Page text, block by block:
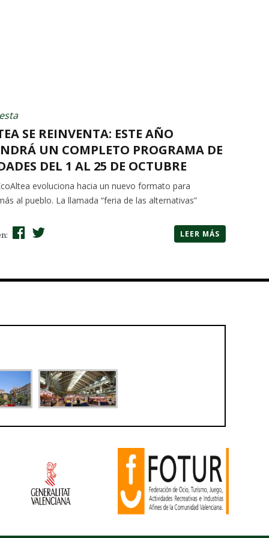
SE REINVENTA: ESTE AÑO
UN COMPLETO PROGRAMA DE
DEL 1 AL 25 DE OCTUBRE
evoluciona hacia un nuevo formato para
al pueblo. La llamada “feria de las alternativas”
LEER MÁS